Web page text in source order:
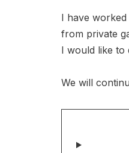
I have
from private
I would like to
We will